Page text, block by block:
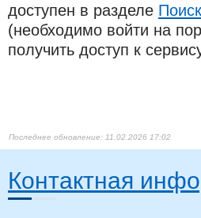
доступен в разделе
(необходимо войти на
получить доступ к
11.02.2026 17:02
Контактная